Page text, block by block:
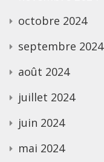
octobre 2024
septembre 2024
août 2024
juillet 2024
juin 2024
mai 2024